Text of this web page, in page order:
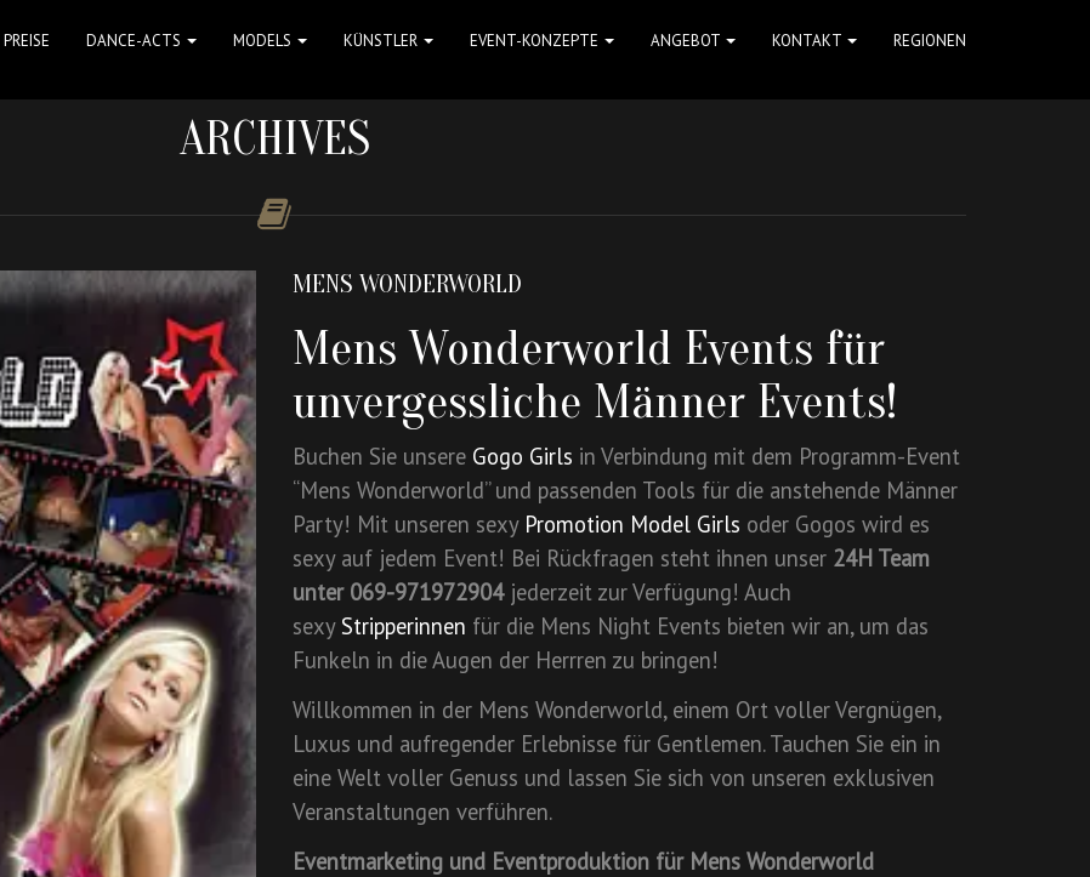
PREISE DANCE-ACTS MODELS KÜNSTLER EVENT-KONZEPTE ANGEBOT KONTAKT REGIONEN
ARCHIVES
MENS WONDERWORLD
Mens Wonderworld Events für
unvergessliche Männer Events!
Buchen Sie unsere Gogo Girls in Verbindung mit dem Programm-Event
“Mens Wonderworld” und passenden Tools für die anstehende Männer
Party! Mit unseren sexy Promotion Model Girls oder Gogos wird es
sexy auf jedem Event! Bei Rückfragen steht ihnen unser 24H Team
unter 069-971972904jederzeit zur Verfügung! Auch
sexy Stripperinnen für die Mens Night Events bieten wir an, um das
Funkeln in die Augen der Herrren zu bringen!
Willkommen in der Mens Wonderworld, einem Ort voller Vergnügen,
Luxus und aufregender Erlebnisse für Gentlemen. Tauchen Sie ein in
eine Welt voller Genuss und lassen Sie sich von unseren exklusiven
Veranstaltungen verführen.
Eventmarketing und Eventproduktion für Mens Wonderworld